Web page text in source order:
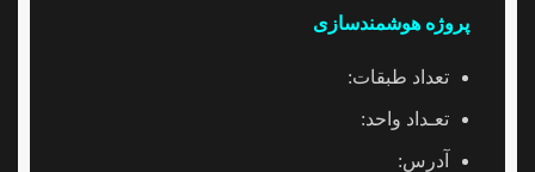
پروژه هوشمندسازی
تعداد طبقات:
تعـداد واحد:
آدرس: